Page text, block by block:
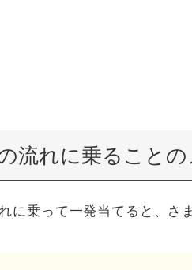
流れに乗ること
に乗って一発当てると、さ